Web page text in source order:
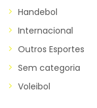
Handebol
Internacional
Outros Esportes
Sem categoria
Voleibol